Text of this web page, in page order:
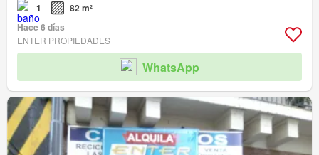
1
82 m²
Hace 6 días
ENTER PROPIEDADES
WhatsApp